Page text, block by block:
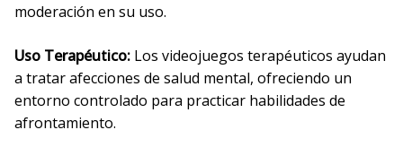
moderación en su uso.
Uso Terapéutico: Los videojuegos terapéuticos ayudan
a tratar afecciones de salud mental, ofreciendo un
entorno controlado para practicar habilidades de
afrontamiento.